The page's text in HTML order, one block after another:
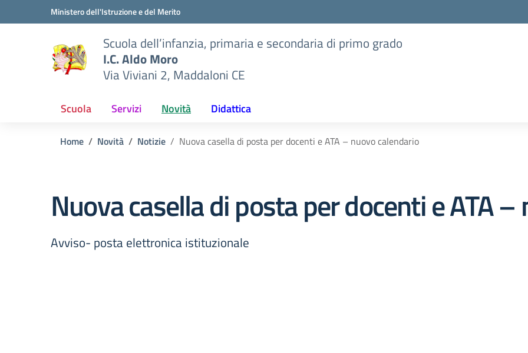
Vai ai contenuti
Vai al menu di navigazioneMinistero dell'Istruzione e del Merito
Scuola dell’infanzia, primaria e secondaria di primo grado
I.C. Aldo Moro
Via Viviani 2, Maddaloni CE
Scuola Servizi Novità Didattica
Home Novità Notizie Nuova casella di posta per docenti e ATA – nuovo calendario
Nuova casella di posta per docenti e ATA
Avviso- posta elettronica istituzionale